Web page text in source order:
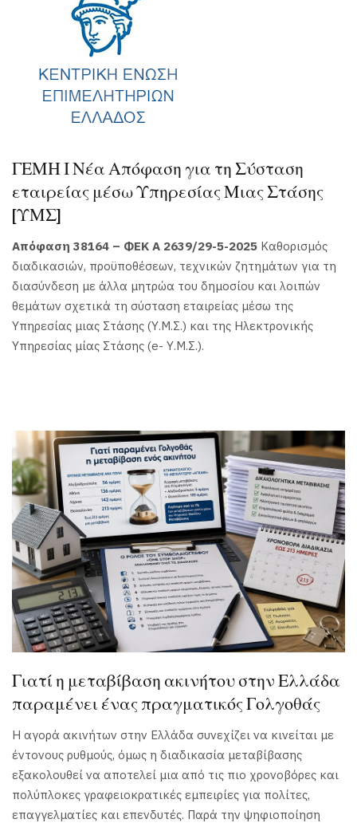
ΓΕΜΗ Ι Νέα Απόφαση για τη Σύσταση
εταιρείας μέσω Υπηρεσίας Μιας Στάσης
[ΥΜΣ]
Απόφαση 38164 – ΦΕΚ Α 2639/29-5-2025 Καθορισμός
διαδικασιών, προϋποθέσεων, τεχνικών ζητημάτων για τη
διασύνδεση με άλλα μητρώα του δημοσίου και λοιπών
θεμάτων σχετικά τη σύσταση εταιρείας μέσω της
Υπηρεσίας μιας Στάσης (Υ.Μ.Σ.) και της Ηλεκτρονικής
Υπηρεσίας μίας Στάσης (e- Υ.Μ.Σ.).
Γιατί η μεταβίβαση ακινήτου στην Ελλάδα
παραμένει ένας πραγματικός Γολγοθάς
Η αγορά ακινήτων στην Ελλάδα συνεχίζει να κινείται με
έντονους ρυθμούς, όμως η διαδικασία μεταβίβασης
εξακολουθεί να αποτελεί μια από τις πιο χρονοβόρες και
πολύπλοκες γραφειοκρατικές εμπειρίες για πολίτες,
επαγγελματίες και επενδυτές. Παρά την ψηφιοποίηση